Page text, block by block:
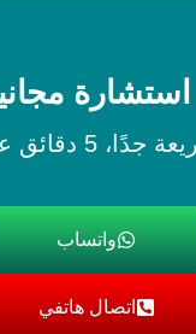
عبر الواتساب
واتساب
اتصال هاتفي